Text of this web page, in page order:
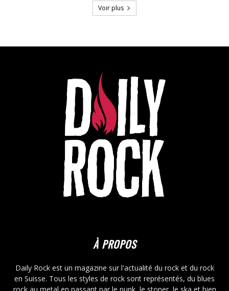
Voir plus
À PROPOS
Daily Rock est un magazine sur l'actualité du rock et du rock
en Suisse. Tous les styles de rock sont représentés, du blues